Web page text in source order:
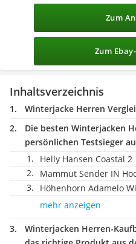
Zum
Zum
Inhaltsverzeichnis
Winterjacke Herren
Die besten Winterjacken
persönlichen Testsieger
Helly Hansen Coastal 2
Mammut Sender IN
Höhenhorn Adamelo
mehr anzeigen
Winterjacken Herren-